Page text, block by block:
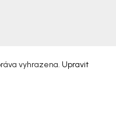
vyhrazena. Upravit